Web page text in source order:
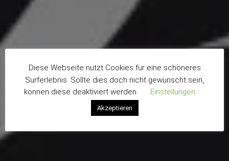
Diese Webseite nutzt Cookies für eine schöneres
Surferlebnis. Sollte dies doch nicht gewünscht sein,
können diese deaktiviert werden.
Einstellungen
Akzeptieren